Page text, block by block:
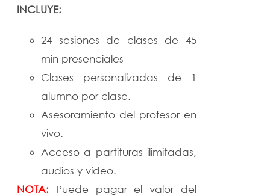
INCLUYE:
24 sesiones de clases de 45
min presenciales
Clases personalizadas de 1
alumno por clase.
Asesoramiento del profesor en
vivo.
Acceso a partituras ilimitadas,
audios y vídeo.
NOTA: Puede pagar el valor del